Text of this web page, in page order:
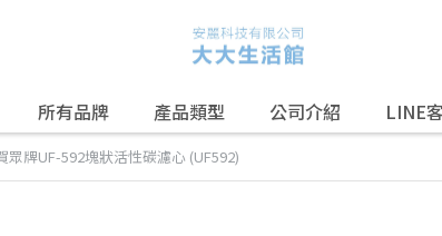
所有品牌 產品類型 公司介紹 LINE
眾牌UF-592塊狀活性碳濾心 (UF592)